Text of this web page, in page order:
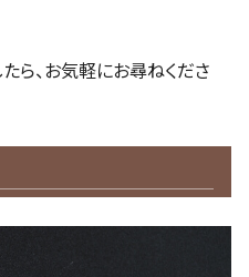
ら、お気軽にお尋ねくださ